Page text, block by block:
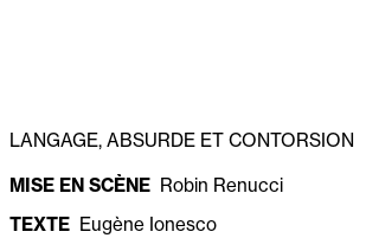
LANGAGE, ABSURDE ET CONTORSION
MISE EN SCÈNE Robin Renucci
TEXTEEugène Ionesco